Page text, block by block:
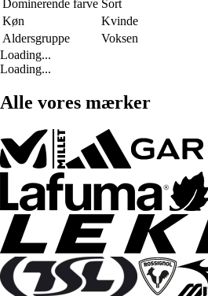
Dominerende farve Sort
Køn
Kvinde
Aldersgruppe
Voksen
Loading...
Loading...
Alle vores mærker